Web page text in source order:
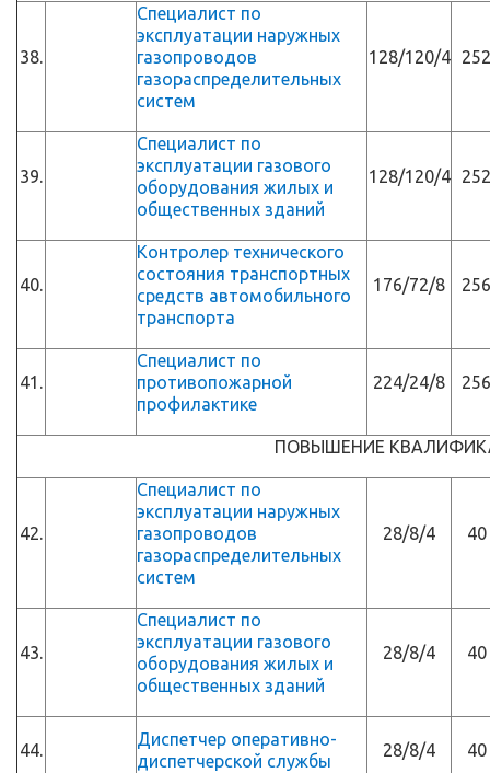
38.
Специалист по
эксплуатации наружных
газопроводов
газораспределительных
систем
128/120/4 252
39.
Специалист по
эксплуатации газового
оборудования жилых и
общественных зданий
128/120/4 252
40.
Контролер технического
состояния транспортных
средств автомобильного
транспорта
176/72/8 256
41.
Специалист по
противопожарной
профилактике
224/24/8 256
ПОВЫШЕНИЕ
42.
Специалист по
эксплуатации наружных
газопроводов
газораспределительных
систем
28/8/4 40
43.
Специалист по
эксплуатации газового
оборудования жилых и
общественных зданий
28/8/4 40
44.
Диспетчер оперативно-
диспетчерской службы
28/8/4 40